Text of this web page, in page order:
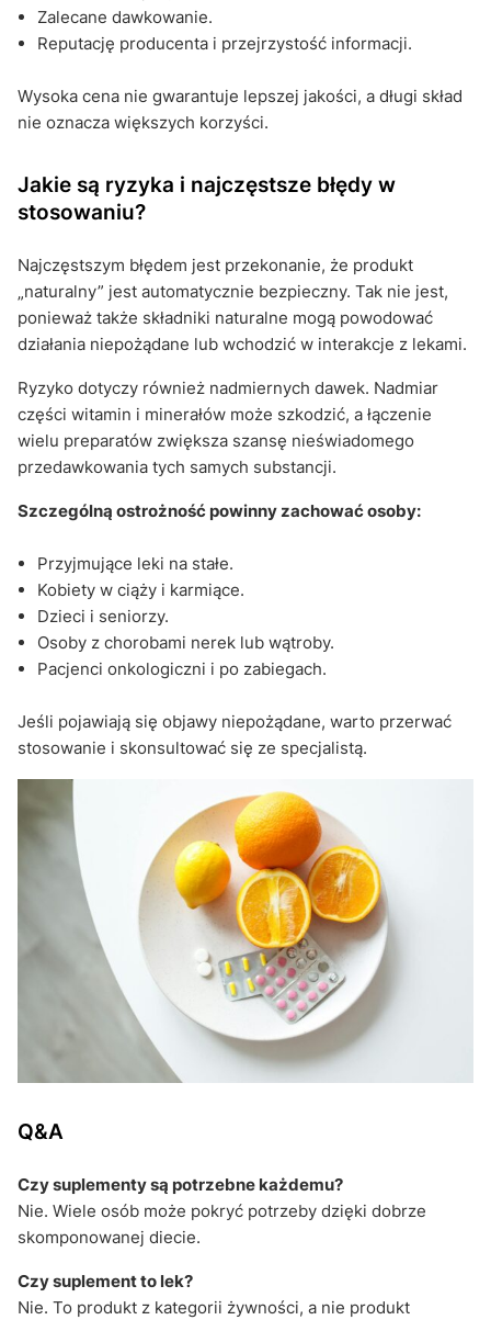
Zalecane dawkowanie.
Reputację producenta i przejrzystość informacji.
Wysoka cena nie gwarantuje lepszej jakości, a długi skład
nie oznacza większych korzyści.
Jakie są ryzyka i najczęstsze błędy w
stosowaniu?
Najczęstszym błędem jest przekonanie, że produkt
„naturalny” jest automatycznie bezpieczny. Tak nie jest,
ponieważ także składniki naturalne mogą powodować
działania niepożądane lub wchodzić w interakcje z lekami.
Ryzyko dotyczy również nadmiernych dawek. Nadmiar
części witamin i minerałów może szkodzić, a łączenie
wielu preparatów zwiększa szansę nieświadomego
przedawkowania tych samych substancji.
Szczególną ostrożność powinny zachować osoby:
Przyjmujące leki na stałe.
Kobiety w ciąży i karmiące.
Dzieci i seniorzy.
Osoby z chorobami nerek lub wątroby.
Pacjenci onkologiczni i po zabiegach.
Jeśli pojawiają się objawy niepożądane, warto przerwać
stosowanie i skonsultować się ze specjalistą.
Q&A
Czy suplementy są potrzebne każdemu?
Nie. Wiele osób może pokryć potrzeby dzięki dobrze
skomponowanej diecie.
Czy suplement to lek?
Nie. To produkt z kategorii żywności, a nie produkt